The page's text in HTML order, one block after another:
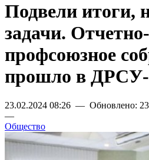
Подвели итоги,
задачи.
профсоюзное
прошло в ДРСУ-
23.02.2024 08:26 — Обновлено:
—
Общество